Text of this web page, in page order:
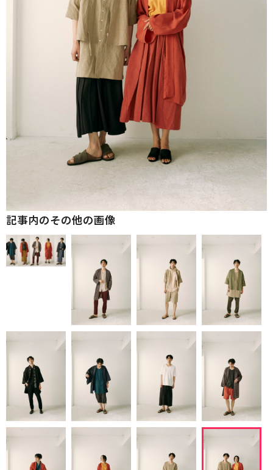
記事内のその他の画像